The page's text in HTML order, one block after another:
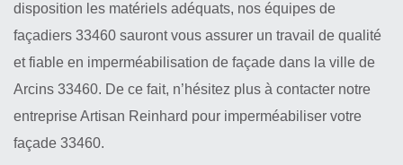
disposition les matériels adéquats, nos équipes de
façadiers 33460 sauront vous assurer un travail de qualité
et fiable en imperméabilisation de façade dans la ville de
Arcins 33460. De ce fait, n’hésitez plus à contacter notre
entreprise Artisan Reinhard pour imperméabiliser votre
façade 33460.